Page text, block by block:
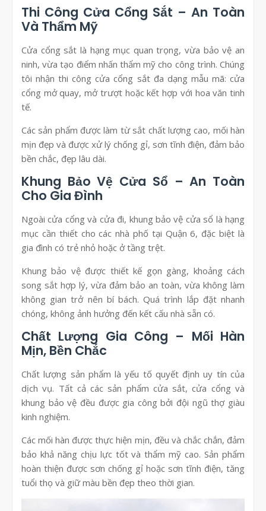
Thi Công Cửa Cổng Sắt – An Toàn
Và Thẩm Mỹ
Cửa cổng sắt là hạng mục quan trọng, vừa bảo vệ an
ninh, vừa tạo điểm nhấn thẩm mỹ cho công trình. Chúng
tôi nhận thi công cửa cổng sắt đa dạng mẫu mã: cửa
cổng mở quay, mở trượt hoặc kết hợp với hoa văn tinh
tế.
Các sản phẩm được làm từ sắt chất lượng cao, mối hàn
mịn đẹp và được xử lý chống gỉ, sơn tĩnh điện, đảm bảo
bền chắc, đẹp lâu dài.
Khung Bảo Vệ Cửa Sổ – An Toàn
Cho Gia Đình
Ngoài cửa cổng và cửa đi, khung bảo vệ cửa sổ là hạng
mục cần thiết cho các nhà phố tại Quận 6, đặc biệt là
gia đình có trẻ nhỏ hoặc ở tầng trệt.
Khung bảo vệ được thiết kế gọn gàng, khoảng cách
song sắt hợp lý, vừa đảm bảo an toàn, vừa không làm
không gian trở nên bí bách. Quá trình lắp đặt nhanh
chóng, không ảnh hưởng đến kết cấu nhà sẵn có.
Chất Lượng Gia Công – Mối Hàn
Mịn, Bền Chắc
Chất lượng sản phẩm là yếu tố quyết định uy tín của
dịch vụ. Tất cả các sản phẩm cửa sắt, cửa cổng và
khung bảo vệ đều được gia công bởi đội ngũ thợ giàu
kinh nghiệm.
Các mối hàn được thực hiện mịn, đều và chắc chắn, đảm
bảo khả năng chịu lực tốt và thẩm mỹ cao. Sản phẩm
hoàn thiện được sơn chống gỉ hoặc sơn tĩnh điện, tăng
tuổi thọ và giữ màu bền đẹp theo thời gian.